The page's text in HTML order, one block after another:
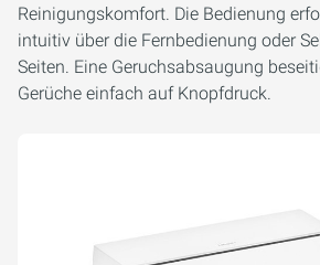
Reinigungskomfort. Die Bedienung
intuitiv über die Fernbedienung oder
Seiten. Eine Geruchsabsaugung
Gerüche einfach auf Knopfdruck.